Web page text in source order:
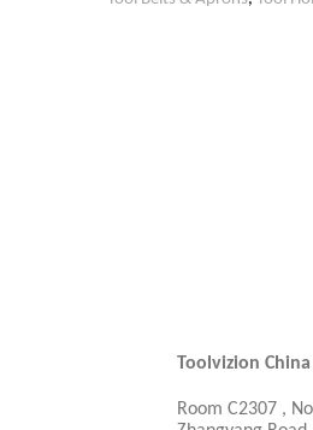
Toolvizion China
Room C2307 ,